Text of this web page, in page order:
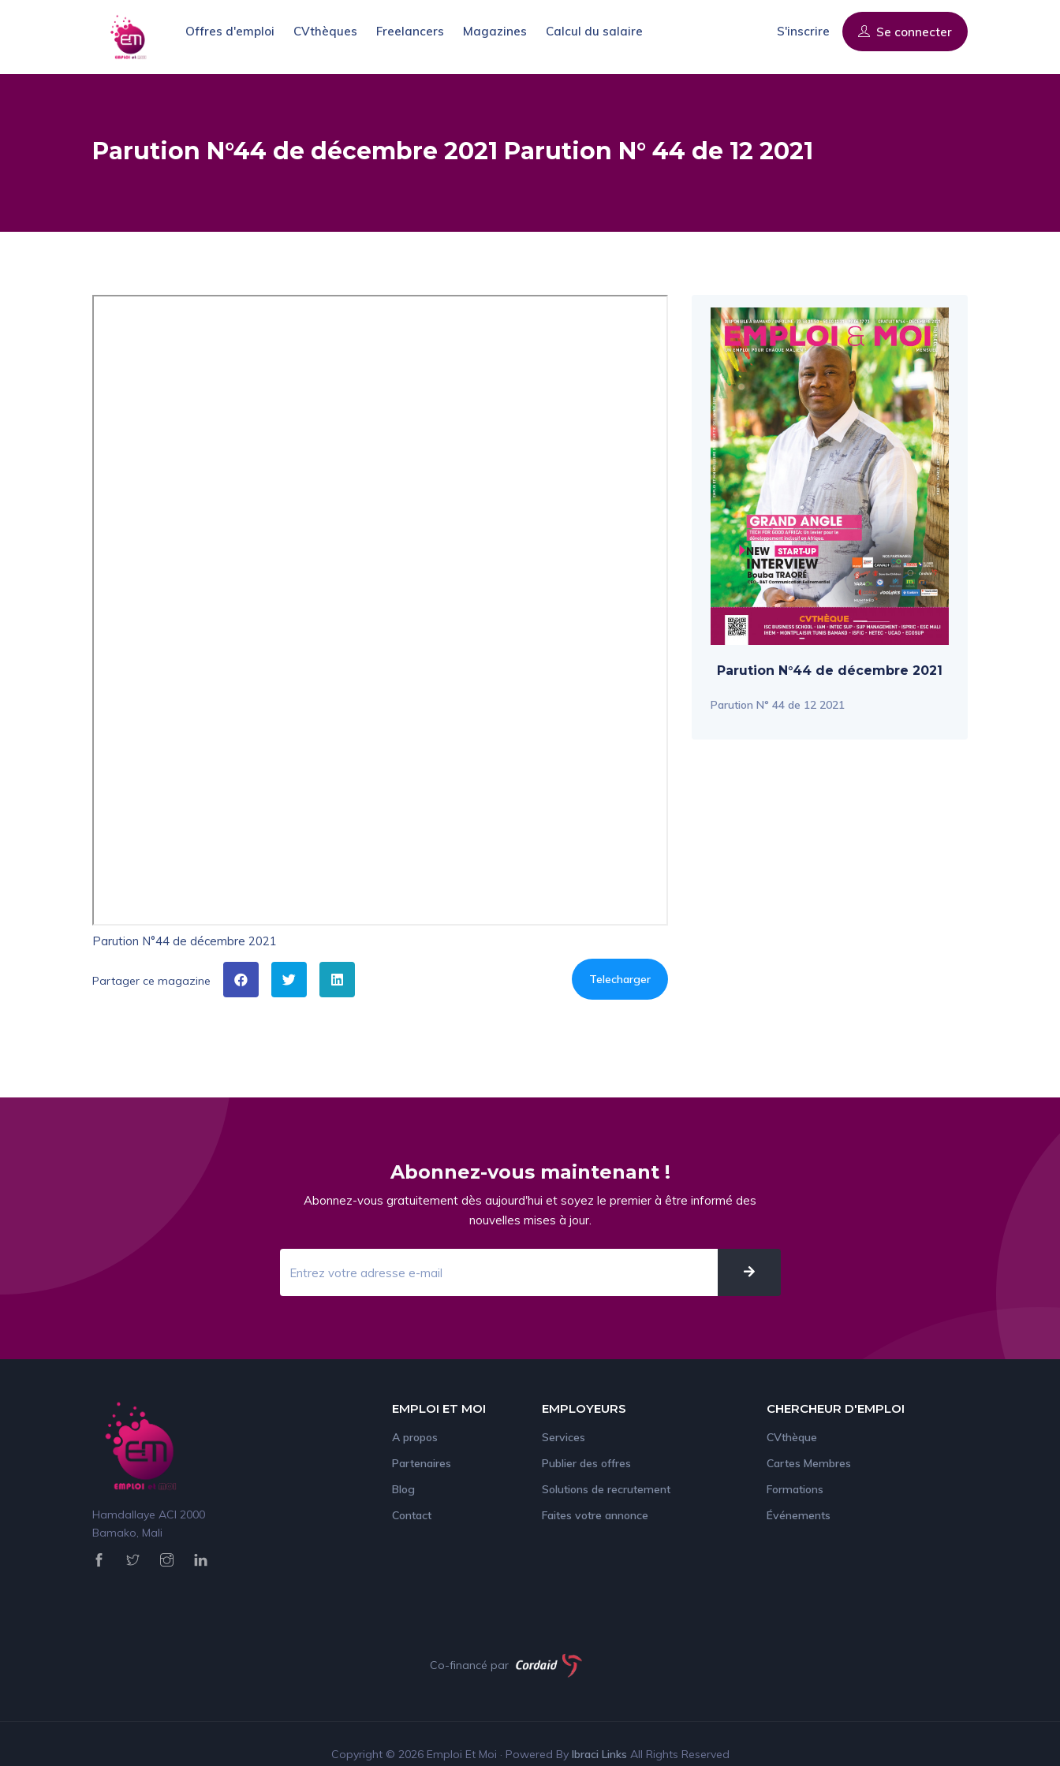
Offres d'emploi CVthèques Freelancers Magazines Calcul du salaire S'inscrire Se connecter
Parution N°44 de décembre 2021 Parution N° 44 de 12 2021
Parution N°44 de décembre 2021
Partager ce magazine Telecharger
Parution N°44 de décembre 2021
Parution N° 44 de 12 2021
Abonnez-vous maintenant !
Abonnez-vous gratuitement dès aujourd'hui et soyez le premier à être informé des
nouvelles mises à jour.
Hamdallaye ACI 2000
Bamako, Mali
EMPLOI ET MOI
A propos
Partenaires
Blog
Contact
EMPLOYEURS
Services
Publier des offres
Solutions de recrutement
Faites votre annonce
CHERCHEUR D'EMPLOI
CVthèque
Cartes Membres
Formations
Événements
Co-financé par
Copyright © 2026 Emploi Et Moi · Powered By Ibraci Links All Rights Reserved